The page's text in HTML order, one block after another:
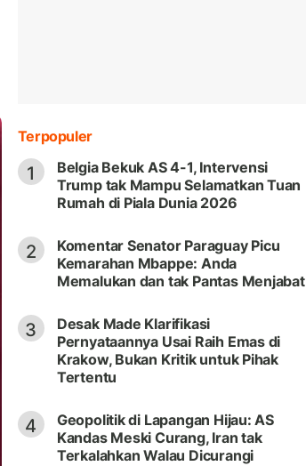
Terpopuler
1
Belgia Bekuk AS 4-1, Intervensi
Trump tak Mampu Selamatkan Tuan
Rumah di Piala Dunia 2026
2
Komentar Senator Paraguay Picu
Kemarahan Mbappe: Anda
Memalukan dan tak Pantas Menjabat
3
Desak Made Klarifikasi
Pernyataannya Usai Raih Emas di
Krakow, Bukan Kritik untuk Pihak
Tertentu
4
Geopolitik di Lapangan Hijau: AS
Kandas Meski Curang, Iran tak
Terkalahkan Walau Dicurangi